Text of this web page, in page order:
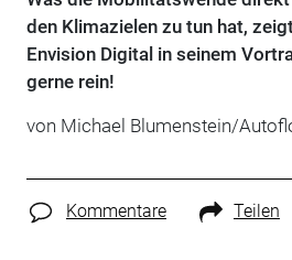
den Klimazielen zu tun hat,
Envision Digital in seinem
gerne rein!
von Michael Blumenstein/
Kommentare Teilen